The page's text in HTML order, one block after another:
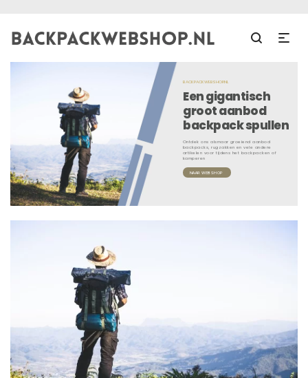
BACKPACKWEBSHOP.NL
Een gigantisch
groot aanbod
backpack spullen
Ontdek ons alsmaar groeiend aanbod
backpacks, rugzakken en vele andere
artikelen voor tijdens het backpacken of
kamperen
NAAR WEBSHOP